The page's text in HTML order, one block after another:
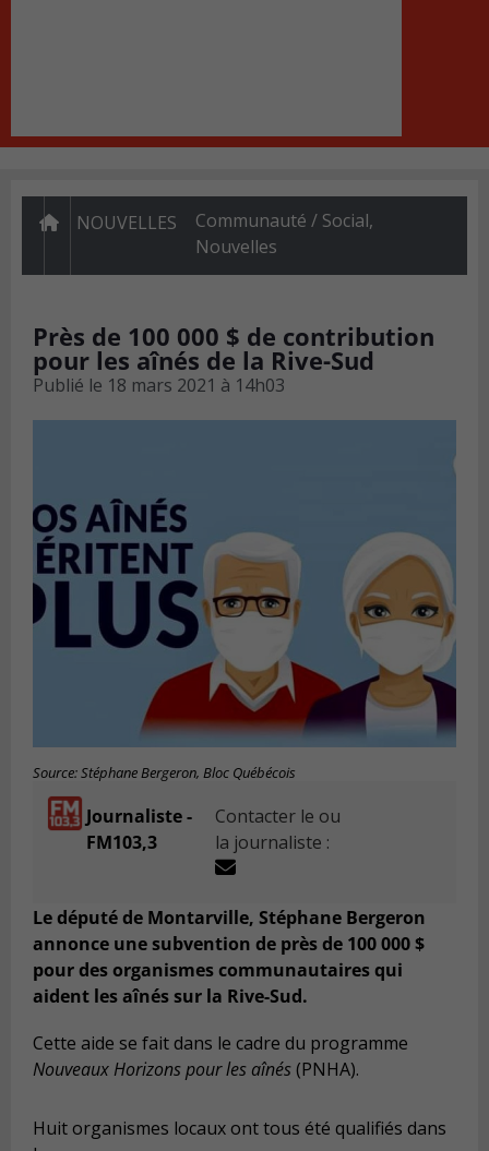
NOUVELLES Communauté / Social,
Nouvelles
Près de 100 000 $ de contribution
pour les aînés de la Rive-Sud
Publié le 18 mars 2021 à 14h03
Source: Stéphane Bergeron, Bloc Québécois
Journaliste -
FM103,3
Contacter le ou
la journaliste :
Le député de Montarville, Stéphane Bergeron
annonce une subvention de près de 100 000 $
pour des organismes communautaires qui
aident les aînés sur la Rive-Sud.
Cette aide se fait dans le cadre du programme
Nouveaux Horizons pour les aînés(PNHA).
Huit organismes locaux ont tous été qualifiés dans